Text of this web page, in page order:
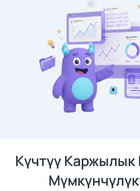
Күчтүү Каржылык